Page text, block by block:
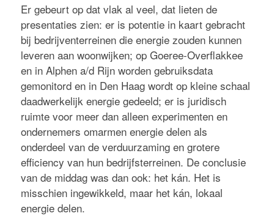
Er gebeurt op dat vlak al veel, dat lieten de
presentaties zien: er is potentie in kaart gebracht
bij bedrijventerreinen die energie zouden kunnen
leveren aan woonwijken; op Goeree-Overflakkee
en in Alphen a/d Rijn worden gebruiksdata
gemonitord en in Den Haag wordt op kleine schaal
daadwerkelijk energie gedeeld; er is juridisch
ruimte voor meer dan alleen experimenten en
ondernemers omarmen energie delen als
onderdeel van de verduurzaming en grotere
efficiency van hun bedrijfsterreinen. De conclusie
van de middag was dan ook: het kán. Het is
misschien ingewikkeld, maar het kán, lokaal
energie delen.